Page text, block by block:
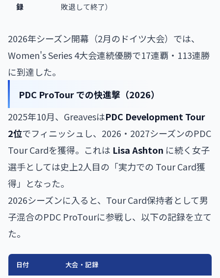
録 敗退して終了）
2026年シーズン開幕（2月のドイツ大会）では、
Women's Series 4大会連続優勝で17連覇・113連勝
に到達した。
PDC ProTour での快進撃（2026）
2025年10月、GreavesはPDC Development Tour
2位でフィニッシュし、2026・2027シーズンのPDC
Tour Cardを獲得。これは Lisa Ashton に続く女子
選手としては史上2人目の「実力での Tour Card獲
得」となった。
2026シーズンに入ると、Tour Card保持者として男
子混合のPDC ProTourに参戦し、以下の記録を立て
た。
日付 大会・記録